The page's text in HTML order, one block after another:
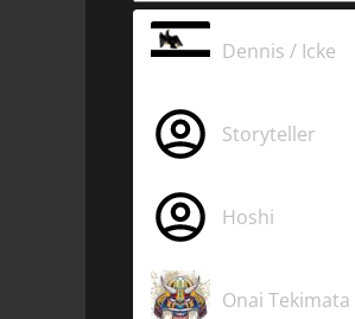
Dennis / Icke
Storyteller
Hoshi
Onai Tekimata